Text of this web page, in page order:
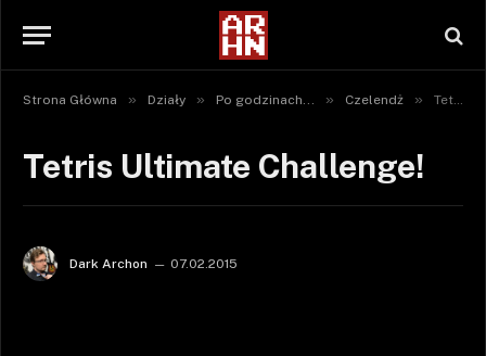
Strona Główna » Działy » Po godzinach... » Czelendż » Tetris Ultimate Challenge!
Tetris Ultimate Challenge!
Dark Archon 07.02.2015